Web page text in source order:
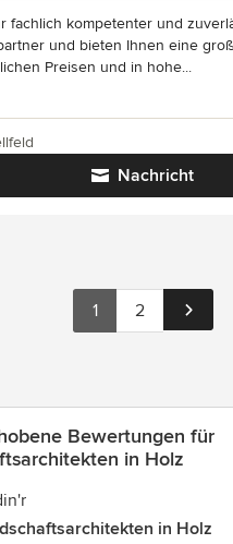
fachlich kompetenter und
und bieten Ihnen eine
Preisen und in hohe...
Nachricht
1 2
Bewertungen für
in Holz
in Holz